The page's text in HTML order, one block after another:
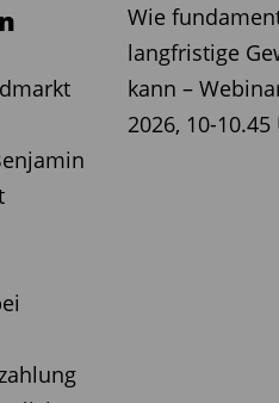
Schrumpfte die Wirtschaft,
lag der Zuwachs ‚nur‘ bei 5,2
weniger eindeutig. Im Schnitt
% zulegen. Die Spannen fielen
Finanzkrise fast 40 %
ist also sehr wichtig, denn
Vergangenheit im Durchschnitt
als mit Aktien.“
gewannen Investoren mit ihnen
Wie
langfristige
kann –
2026, 10-10.45